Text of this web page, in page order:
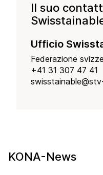
Il suo
Ufficio
Federazione
+41 31 307 47 41
KONA-News